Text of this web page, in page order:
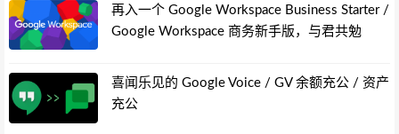
再入一个 Google Workspace Business Starter /
Google Workspace 商务新手版，与君共勉
喜闻乐见的 Google Voice / GV 余额充公 / 资产
充公